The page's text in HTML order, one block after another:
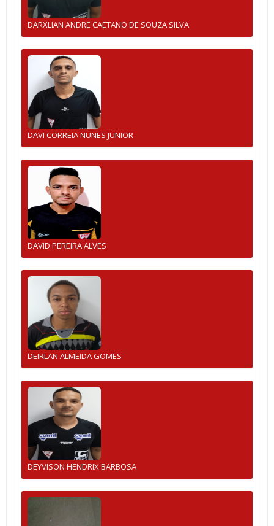
DARXLIAN ANDRE CAETANO DE SOUZA SILVA
DAVI CORREIA NUNES JUNIOR
DAVID PEREIRA ALVES
DEIRLAN ALMEIDA GOMES
DEYVISON HENDRIX BARBOSA